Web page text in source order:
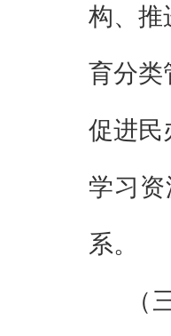
构、推
育分类
促进民
学习
系。
（